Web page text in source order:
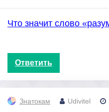
Что значит слово
Ответить
Знатокам Udivitel